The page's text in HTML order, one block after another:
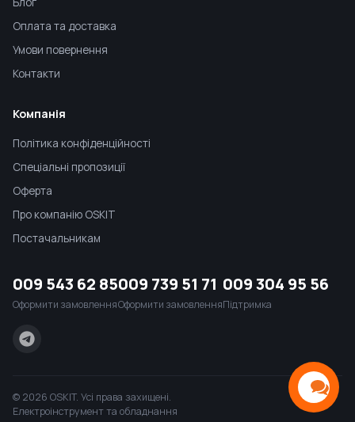
Оплата та доставка
Умови повернення
Контакти
Компанія
Політика конфіденційності
Спеціальні пропозиції
Оферта
Про компанію OSKIT
Постачальникам
009 543 62 85
Оформити замовлення
009 739 51 71
Оформити замовлення
009 304 95 56
Підтримка
© 2026 OSKIT. Усі права захищені.
Електроінструмент та обладнання